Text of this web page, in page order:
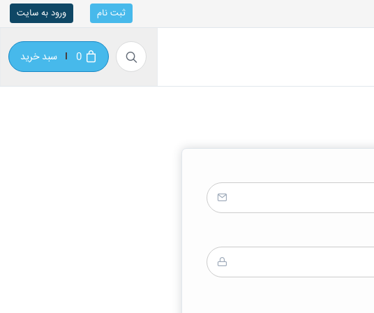
ثبت نام ورود به سایت
0 سبد خرید